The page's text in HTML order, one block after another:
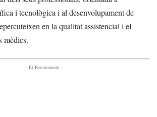
i tecnològica i al desenvolupament de
en la qualitat assistencial i el
mèdics.
- Et Recomanem -